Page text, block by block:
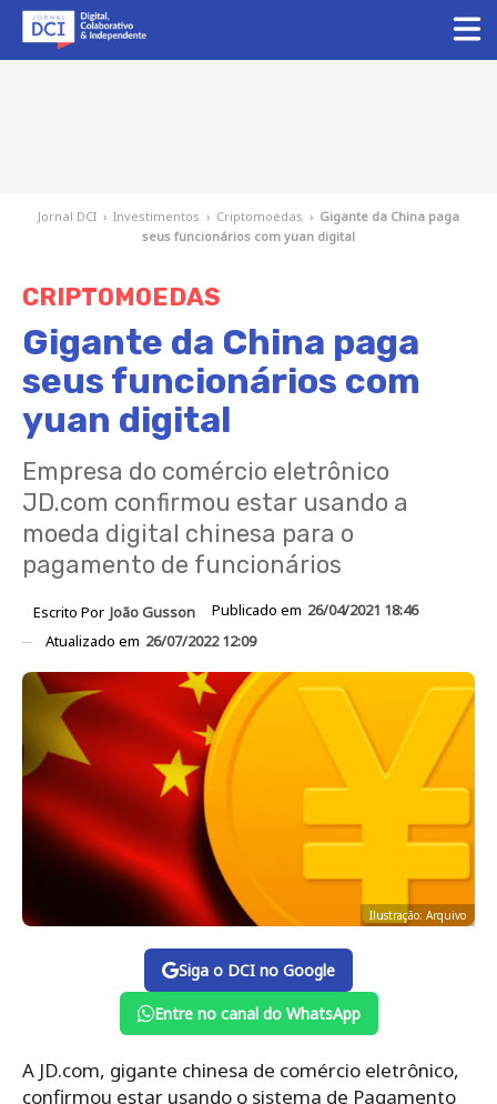
Jornal DCI › Investimentos › Criptomoedas › Gigante da China paga
seus funcionários com yuan digital
CRIPTOMOEDAS
Gigante da China paga
seus funcionários com
yuan digital
Empresa do comércio eletrônico
JD.com confirmou estar usando a
moeda digital chinesa para o
pagamento de funcionários
Escrito Por João Gusson Publicado em 26/04/2021 18:46
Atualizado em 26/07/2022 12:09
Ilustração: Arquivo
Siga o DCI no Google
Entre no canal do WhatsApp
A JD.com, gigante chinesa de comércio eletrônico,
confirmou estar usando o sistema de Pagamento